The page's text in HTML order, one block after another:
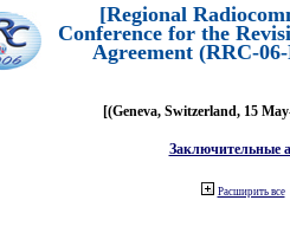
[Regional
Conference for the
Agreement (RRC-
[(Geneva, Switzerland, 15
Заключительные
Расширить все